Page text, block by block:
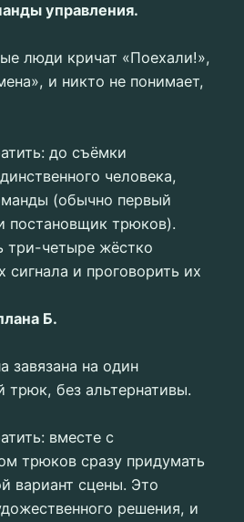
управления.
люди кричат «Поехали!»,
и никто не понимает,
до съёмки
человека,
(обычно первый
постановщик трюков).
три-четыре жёстко
сигнала и проговорить их
Б.
завязана на один
трюк, без альтернативы.
вместе с
трюков сразу придумать
вариант сцены. Это
решения, и